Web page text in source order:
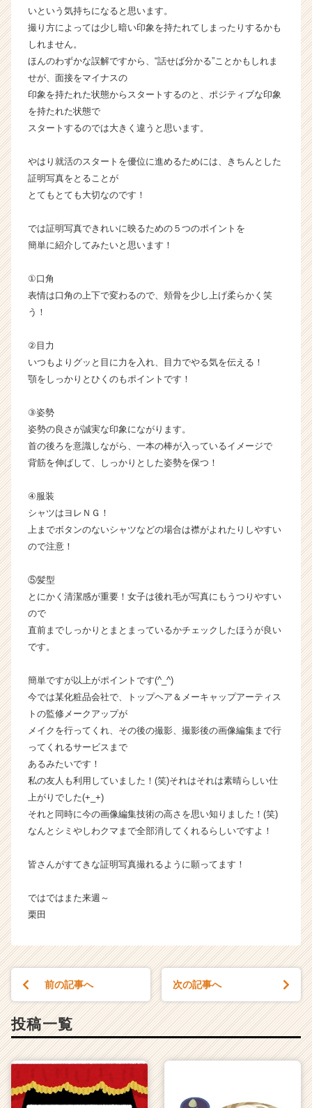
ャ
リ
（C
h
e
C
r
e
e
いという気持ちになると思います。
撮り方によっては少し暗い印象を持たれてしまったりするかも
しれません。
ほんのわずかな誤解ですから、“話せば分かる”ことかもしれま
せが、面接をマイナスの
印象を持たれた状態からスタートするのと、ポジティブな印象
を持たれた状態で
スタートするのでは大きく違うと思います。
やはり就活のスタートを優位に進めるためには、きちんとした
証明写真をとることが
とてもとても大切なのです！
では証明写真できれいに映るための５つのポイントを
簡単に紹介してみたいと思います！
①口角
表情は口角の上下で変わるので、頬骨を少し上げ柔らかく笑
う！
②目力
いつもよりグッと目に力を入れ、目力でやる気を伝える！
顎をしっかりとひくのもポイントです！
③姿勢
姿勢の良さが誠実な印象にながります。
首の後ろを意識しながら、一本の棒が入っているイメージで
背筋を伸ばして、しっかりとした姿勢を保つ！
④服装
シャツはヨレＮＧ！
上までボタンのないシャツなどの場合は襟がよれたりしやすい
ので注意！
⑤髪型
とにかく清潔感が重要！女子は後れ毛が写真にもうつりやすい
ので
直前までしっかりとまとまっているかチェックしたほうが良い
です。
簡単ですが以上がポイントです(^_^)
今では某化粧品会社で、トップヘア＆メーキャップアーティス
トの監修メークアップが
メイクを行ってくれ、その後の撮影、撮影後の画像編集まで行
ってくれるサービスまで
あるみたいです！
私の友人も利用していました！(笑)それはそれは素晴らしい仕
上がりでした(+_+)
それと同時に今の画像編集技術の高さを思い知りました！(笑)
なんとシミやしわクマまで全部消してくれるらしいですよ！
皆さんがすてきな証明写真撮れるように願ってます！
ではではまた来週～
栗田
前の記事へ 次の記事へ
投稿一覧